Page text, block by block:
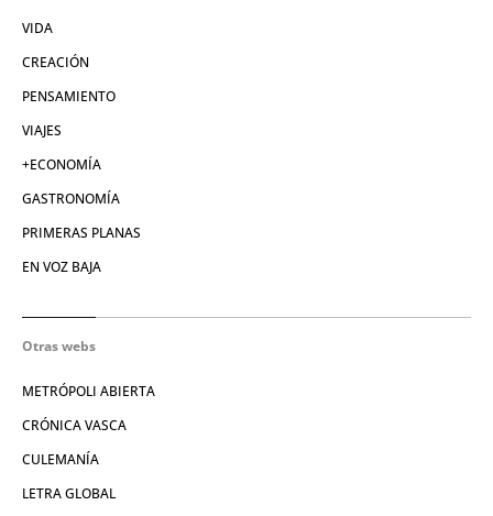
VIDA
CREACIÓN
PENSAMIENTO
VIAJES
+ECONOMÍA
GASTRONOMÍA
PRIMERAS PLANAS
EN VOZ BAJA
Otras webs
METRÓPOLI ABIERTA
CRÓNICA VASCA
CULEMANÍA
LETRA GLOBAL